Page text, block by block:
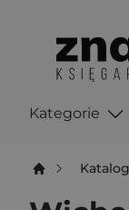
Kategorie
Katalog